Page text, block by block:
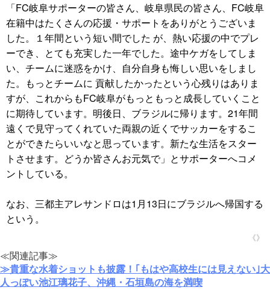
「FC岐阜サポーターの皆さん、岐阜県民の皆さん、FC岐阜
在籍中はたくさんの応援・サポートをありがとうございま
した。１年間という短い間でした が、熱い応援の中でプレ
ーでき、とても充実した一年でした。途中ケガをしてしま
い、チームに迷惑をかけ、自分自身も悔しい思いをしまし
た。もっとチームに 貢献したかったという心残りはありま
すが、これからもFC岐阜がもっともっと成長していくこと
に期待しています。明後日、ブラジルに帰ります。21年間
遠くで見守ってくれていた両親の近くでサッカーをするこ
とができたらいいなと思っています。新たな生活をスター
トさせます。どうか皆さんお元気で」とサポーターへコメ
ントしている。
なお、三都主アレサンドロは1月13日にブラジルへ帰国する
という。
《》
≪関連記事≫
≫貴重な水着ショットも披露！｢もはや高校生には見えない｣大
人っぽい池江璃花子、沖縄・石垣島の海を満喫